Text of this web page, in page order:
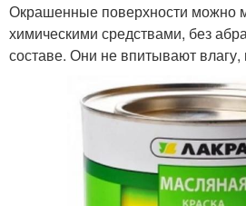
Окрашенные поверхности можно
химическими средствами, без
составе. Они не впитывают влагу,